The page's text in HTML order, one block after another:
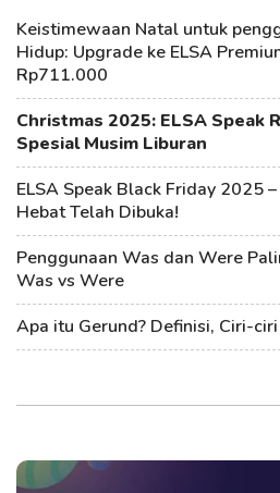
Keistimewaan Natal untuk
Hidup: Upgrade ke ELSA
Rp711.000
Christmas 2025: ELSA Speak
Spesial Musim Liburan
ELSA Speak Black Friday 2025
Hebat Telah Dibuka!
Penggunaan Was dan Were
Was vs Were
Apa itu Gerund? Definisi, Ciri-